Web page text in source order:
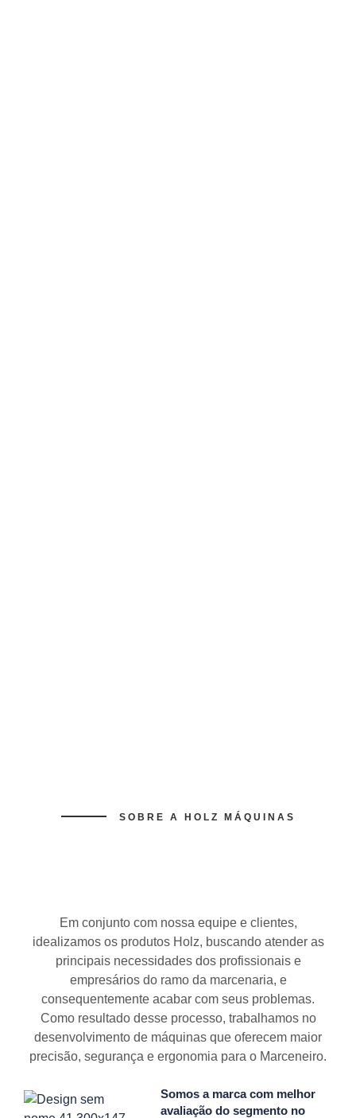
SOBRE A HOLZ MÁQUINAS
Em conjunto com nossa equipe e clientes,
idealizamos os produtos Holz, buscando atender as
principais necessidades dos profissionais e
empresários do ramo da marcenaria, e
consequentemente acabar com seus problemas.
Como resultado desse processo, trabalhamos no
desenvolvimento de máquinas que oferecem maior
precisão, segurança e ergonomia para o Marceneiro.
Somos a marca com melhor
avaliação do segmento no